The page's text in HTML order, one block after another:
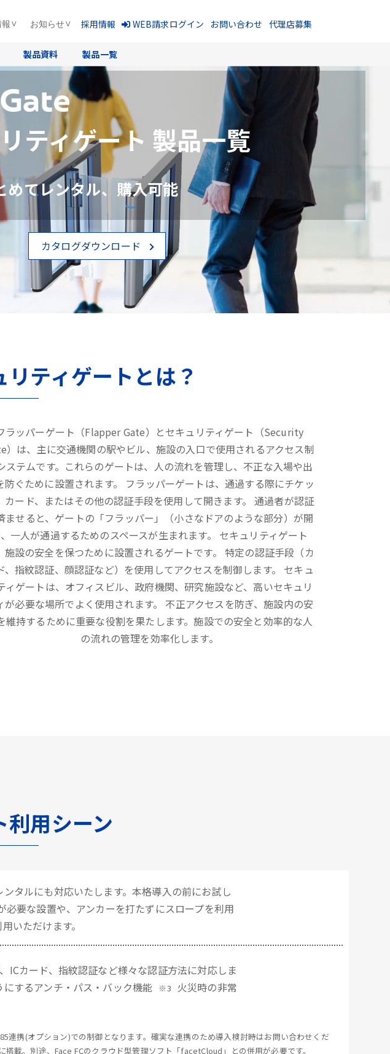
製品資料 製品一覧
お知らせ 採用情報 WEB請求ログイン お問い合わせ 代理店募集
ティゲート 製品一覧
めてレンタル、購入可能
カタログダウンロード
ティゲートとは？
ラッパーゲート（Flapper Gate）とセキュリティゲート（Security
）は、主に交通機関の駅やビル、施設の入口で使用されるアクセス制
ステムです。これらのゲートは、人の流れを管理し、不正な入場や出
防ぐために設置されます。 フラッパーゲートは、通過する際にチケッ
カード、またはその他の認証手段を使用して開きます。 通過者が認証
ませると、ゲートの「フラッパー」（小さなドアのような部分）が開
一人が通過するためのスペースが生まれます。 セキュリティゲート
施設の安全を保つために設置されるゲートです。 特定の認証手段（カ
、指紋認証、顔認証など）を使用してアクセスを制御します。 セキュ
ィゲートは、オフィスビル、政府機関、研究施設など、高いセキュリ
が必要な場所でよく使用されます。 不正アクセスを防ぎ、施設内の安
維持するために重要な役割を果たします。施設での安全と効率的な人
の流れの管理を効率化します。
利用シーン
タルにも対応いたします。本格導入の前にお試し
要な設置や、アンカーを打たずにスロープを利用
いただけます。
ICカード、指紋認証など様々な認証方法に対応しま
するアンチ・パス・バック機能
※3
火災時の非常
携(オプション)での制御となります。確実な連携のため導入検討時はお問い合わせくだ
載。別途、Face FCのクラウド型管理ソフト「facetCloud」との併用が必要です。